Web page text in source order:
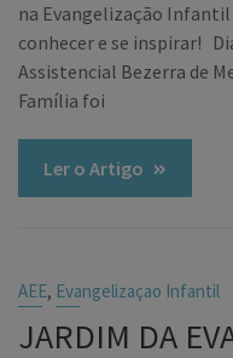
na Evangelização Infantil
conhecer e se inspirar!
Assistencial Bezerra de
Família foi
Ler o Artigo
AEE, Evangelizaçao Infantil
JARDIM DA